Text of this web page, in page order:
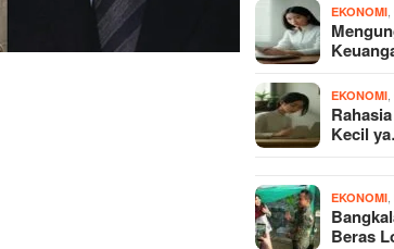
EKONOMI
EKONOMI
Kecil
EKONOMI
Beras